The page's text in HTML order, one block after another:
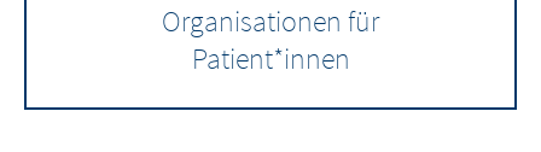
Organisationen für
Patient*innen